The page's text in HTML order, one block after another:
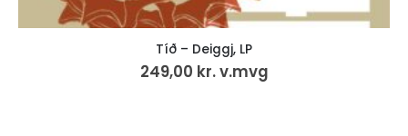
Tíð – Deiggj, LP
kr.v.mvg